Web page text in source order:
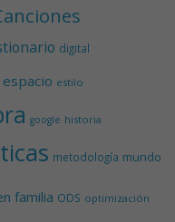
digital
espacio estilo
google historia
metodología mundo
familia ODS optimización